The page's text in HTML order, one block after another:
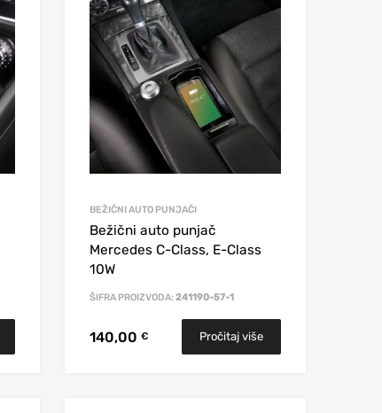
BEŽIČNI AUTO PUNJAČI
Bežični auto punjač
Mercedes C-Class, E-Class
10W
ŠIFRA PROIZVODA: 241190-57-1
140,00 € Pročitaj više